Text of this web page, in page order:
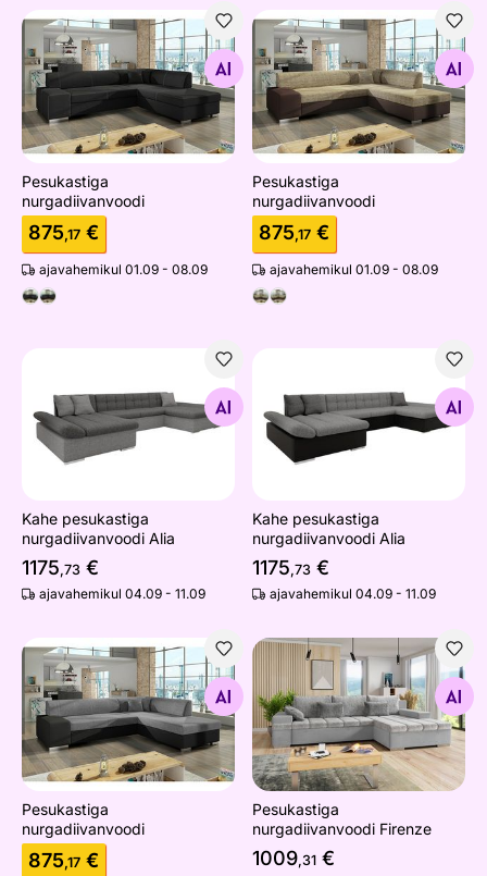
Pesukastiga nurgadiivanvoodi
Otsi sarnaseid
Pesukastiga
nurgadiivanvoodi
875,17 €
ajavahemikul 01.09 - 08.09
Pesukastiga
Otsi sarnaseid
Pesukastiga
nurgadiivanvoodi
875,17 €
ajavahemikul 01.09 - 08.09
Otsi sarnaseid
Kahe pesukastiga
nurgadiivanvoodi Alia
1175,73 €
ajavahemikul 04.09 - 11.09
Otsi sarnaseid
Kahe pesukastiga
nurgadiivanvoodi Alia
1175,73 €
ajavahemikul 04.09 - 11.09
Pesukastiga nurgadiivanvoodi
Otsi sarnaseid
Pesukastiga
nurgadiivanvoodi
875,17 €
Pesukastiga
Otsi sarnaseid
Pesukastiga
nurgadiivanvoodi Firenze
1009,31 €